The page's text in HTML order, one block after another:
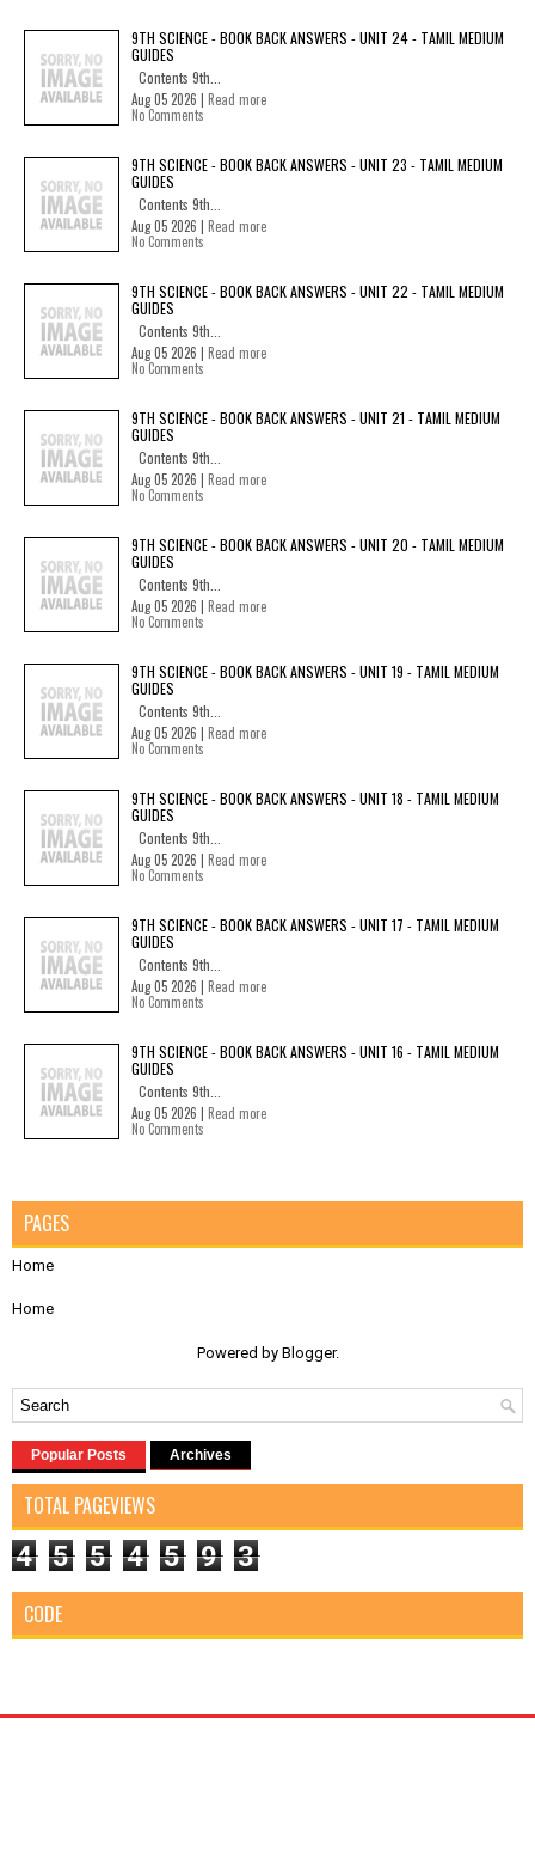
9TH SCIENCE - BOOK BACK ANSWERS - UNIT 24 - TAMIL MEDIUM
GUIDES
Contents 9th...
Aug 05 2026 | Read more
No Comments
9TH SCIENCE - BOOK BACK ANSWERS - UNIT 23 - TAMIL MEDIUM
GUIDES
Contents 9th...
Aug 05 2026 | Read more
No Comments
9TH SCIENCE - BOOK BACK ANSWERS - UNIT 22 - TAMIL MEDIUM
GUIDES
Contents 9th...
Aug 05 2026 | Read more
No Comments
9TH SCIENCE - BOOK BACK ANSWERS - UNIT 21 - TAMIL MEDIUM
GUIDES
Contents 9th...
Aug 05 2026 | Read more
No Comments
9TH SCIENCE - BOOK BACK ANSWERS - UNIT 20 - TAMIL MEDIUM
GUIDES
Contents 9th...
Aug 05 2026 | Read more
No Comments
9TH SCIENCE - BOOK BACK ANSWERS - UNIT 19 - TAMIL MEDIUM
GUIDES
Contents 9th...
Aug 05 2026 | Read more
No Comments
9TH SCIENCE - BOOK BACK ANSWERS - UNIT 18 - TAMIL MEDIUM
GUIDES
Contents 9th...
Aug 05 2026 | Read more
No Comments
9TH SCIENCE - BOOK BACK ANSWERS - UNIT 17 - TAMIL MEDIUM
GUIDES
Contents 9th...
Aug 05 2026 | Read more
No Comments
9TH SCIENCE - BOOK BACK ANSWERS - UNIT 16 - TAMIL MEDIUM
GUIDES
Contents 9th...
Aug 05 2026 | Read more
No Comments
PAGES
Home
Home
Powered by Blogger.
Popular Posts Archives
TOTAL PAGEVIEWS
4 5 5 4 5 9 3
CODE